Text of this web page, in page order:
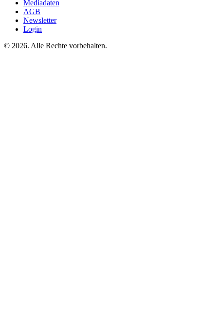
Mediadaten
AGB
Newsletter
Login
© 2026. Alle Rechte vorbehalten.